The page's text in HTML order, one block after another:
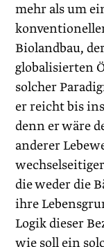
mehr als um
Biolandbau,
globalisierten
solcher
er reicht bis
denn er wäre
anderer
die weder die
ihre
Logik dieser
wie soll ein